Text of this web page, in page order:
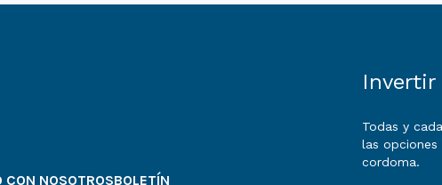
CON NOSOTROSBOLETÍN
Todas y
las opciones
cordoma.